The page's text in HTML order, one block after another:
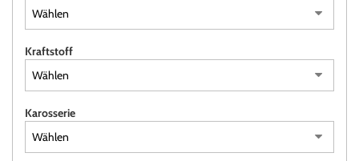
NEWS
AREA COMMERCIANTI
ITALIANO
Kraftstoff
Karosserie